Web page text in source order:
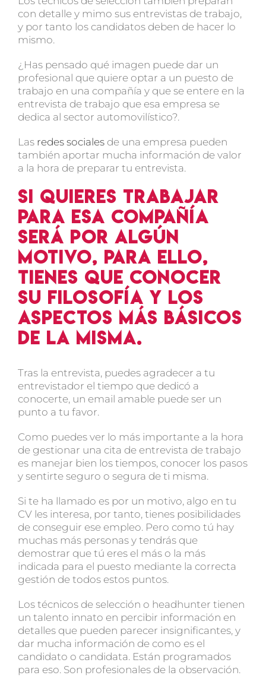
con detalle y mimo sus entrevistas de trabajo,
y por tanto los candidatos deben de hacer lo
mismo.
¿Has pensado qué imagen puede dar un
profesional que quiere optar a un puesto de
trabajo en una compañía y que se entere en la
entrevista de trabajo que esa empresa se
dedica al sector automovilístico?.
Las redes sociales de una empresa pueden
también aportar mucha información de valor
a la hora de preparar tu entrevista.
Si quieres trabajar
para esa compañía
será por algún
motivo, para ello,
tienes que conocer
su filosofía y los
aspectos más básicos
de la misma.
Tras la entrevista, puedes agradecer a tu
entrevistador el tiempo que dedicó a
conocerte, un email amable puede ser un
punto a tu favor.
Como puedes ver lo más importante a la hora
de gestionar una cita de entrevista de trabajo
es manejar bien los tiempos, conocer los pasos
y sentirte seguro o segura de ti misma.
Si te ha llamado es por un motivo, algo en tu
CV les interesa, por tanto, tienes posibilidades
de conseguir ese empleo. Pero como tú hay
muchas más personas y tendrás que
demostrar que tú eres el más o la más
indicada para el puesto mediante la correcta
gestión de todos estos puntos.
Los técnicos de selección o headhunter tienen
un talento innato en percibir información en
detalles que pueden parecer insignificantes, y
dar mucha información de como es el
candidato o candidata. Están programados
para eso. Son profesionales de la observación.